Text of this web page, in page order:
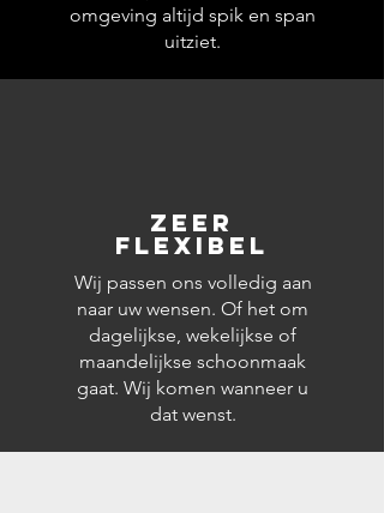
omgeving altijd spik en span
uitziet.
zeer
Flexibel
Wij passen ons volledig aan
naar uw wensen. Of het om
dagelijkse, wekelijkse of
maandelijkse schoonmaak
gaat. Wij komen wanneer u
dat wenst.